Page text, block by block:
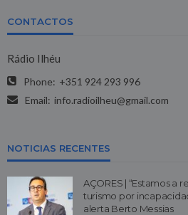
CONTACTOS
Rádio Ilhéu
Phone: +351 924 293 996
Email: info.radioilheu@gmail.com
NOTICIAS RECENTES
AÇORES | “Estamos a
turismo por
alerta Berto Messias